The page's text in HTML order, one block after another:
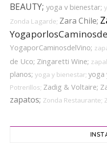
BEAUTY; yoga v bienestar;
Zonda Lagarde; Zara Chile;
YogaporCaminosdelVino;
de Uco; Zingaretti Wine;
planos; yoga y bienestar; yoga
Potrerillos; Zadig & Voltaire;
zapatos; Zonda Restaurante;